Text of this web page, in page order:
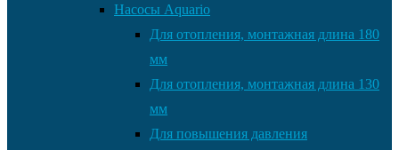
Насосы Aquario
Для отопления, монтажная длина 180
мм
Для отопления, монтажная длина 130
мм
Для повышения давления